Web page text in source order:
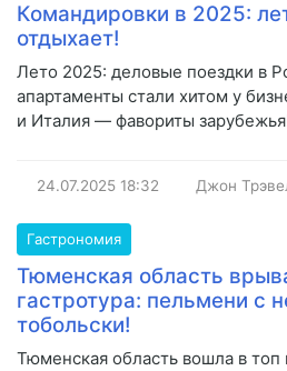
Командировки в 2025:
отдыхает!
Лето 2025: деловые поездки в
апартаменты стали хитом у
и Италия — фавориты
24.07.2025 18:32 Джон
Гастрономия
Тюменская область
гастротура: пельмени с
тобольски!
Тюменская область вошла в топ